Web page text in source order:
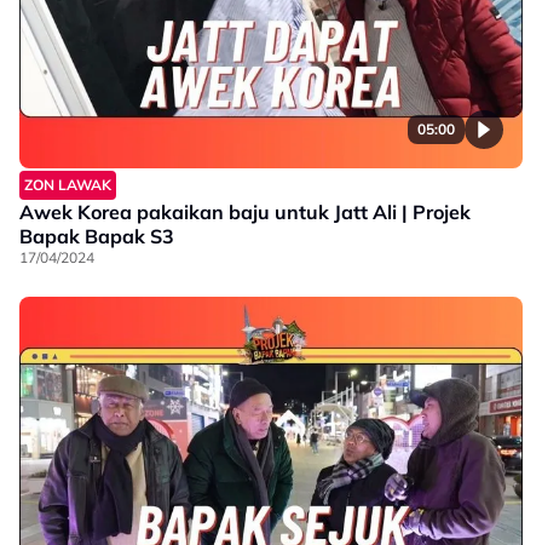
05:00
ZON LAWAK
Awek Korea pakaikan baju untuk Jatt Ali | Projek
Bapak Bapak S3
17/04/2024